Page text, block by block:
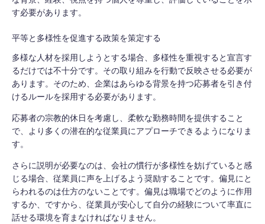
す必要があります。
平等と多様性を促進する政策を策定する
多様な人材を採用しようとする場合、多様性を重視すると宣言す
るだけでは不十分です。その取り組みを行動で反映させる必要が
あります。そのため、企業はあらゆる背景を持つ応募者を引き付
けるルールを採用する必要があります。
応募者の宗教的休日を考慮し、柔軟な勤務時間を提供すること
で、より多くの潜在的な従業員にアプローチできるようになりま
す。
さらに説明が必要なのは、会社の慣行が多様性を妨げていると感
じる場合、従業員に声を上げるよう奨励することです。偏見にと
らわれるのは仕方のないことです。偏見は職場でどのように作用
するか、ですから、従業員が安心して自分の経験について率直に
話せる環境を育まなければなりません。